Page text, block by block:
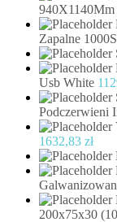
940X1140Mm
Zapalne
Usb White
Podczerwieni
1632,83 zł
200x75x30